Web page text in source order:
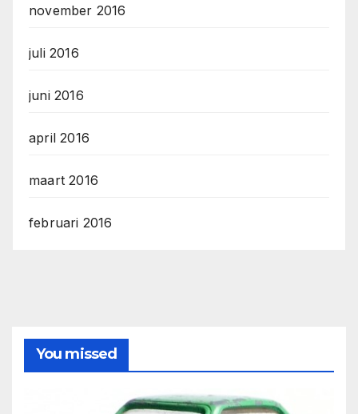
november 2016
juli 2016
juni 2016
april 2016
maart 2016
februari 2016
You missed